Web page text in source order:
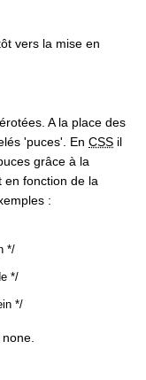
vers la mise en
A la place des
'puces'. En CSS il
grâce à la
en fonction de la
:
*/
*/
*/